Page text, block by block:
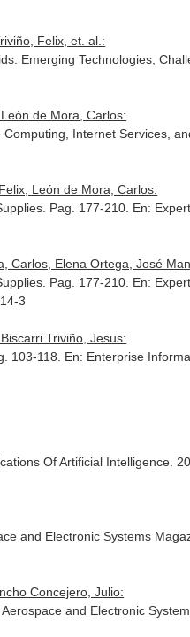
Felix, et. al.:
Emerging Technologies,
de Mora, Carlos:
Computing, Internet Services,
León de Mora, Carlos:
Pag. 177-210. En:
Carlos, Elena Ortega, José
Pag. 177-210. En:
3
Triviño, Jesus:
103-118. En: Enterprise
Of Artificial Intelligence .
and Electronic Systems
Concejero, Julio:
Aerospace and Electronic